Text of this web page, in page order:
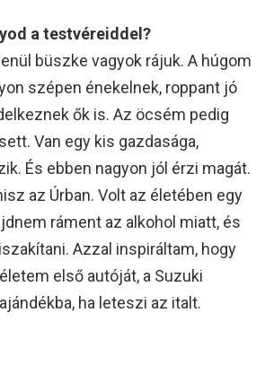
a testvéreiddel?
büszke vagyok rájuk. A húgom
szépen énekelnek, roppant jó
ők is. Az öcsém pedig
Van egy kis gazdasága,
És ebben nagyon jól érzi magát.
az Úrban. Volt az életében egy
ráment az alkohol miatt, és
Azzal inspiráltam, hogy
első autóját, a Suzuki
ha leteszi az italt.